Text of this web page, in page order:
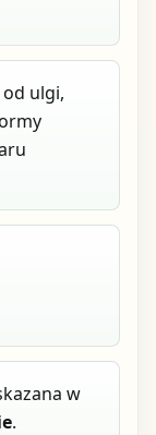
od ulgi,
w
.